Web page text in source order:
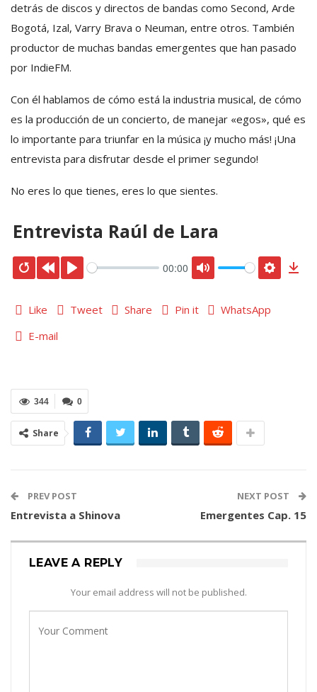
detrás de discos y directos de bandas como Second, Arde
Bogotá, Izal, Varry Brava o Neuman, entre otros. También
productor de muchas bandas emergentes que han pasado
por IndieFM.
Con él hablamos de cómo está la industria musical, de cómo
es la producción de un concierto, de manejar «egos», qué es
lo importante para triunfar en la música ¡y mucho más! ¡Una
entrevista para disfrutar desde el primer segundo!
No eres lo que tienes, eres lo que sientes.
Entrevista Raúl de Lara
00:00
Like Tweet Share Pin it
WhatsApp
E-mail
0
344
Share
PREV POST
Entrevista a Shinova
NEXT POST
Emergentes Cap. 15
LEAVE A REPLY
Your email address will not be published.